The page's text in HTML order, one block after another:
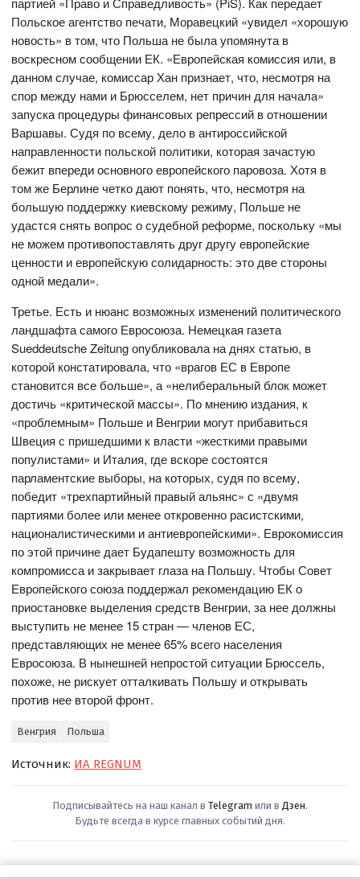
Польское агентство печати, Моравецкий «увидел «хорошую
новость» в том, что Польша не была упомянута в
воскресном сообщении ЕК. «Европейская комиссия или, в
данном случае, комиссар Хан признает, что, несмотря на
спор между нами и Брюсселем, нет причин для начала»
запуска процедуры финансовых репрессий в отношении
Варшавы. Судя по всему, дело в антироссийской
направленности польской политики, которая зачастую
бежит впереди основного европейского паровоза. Хотя в
том же Берлине четко дают понять, что, несмотря на
большую поддержку киевскому режиму, Польше не
удастся снять вопрос о судебной реформе, поскольку «мы
не можем противопоставлять друг другу европейские
ценности и европейскую солидарность: это две стороны
одной медали».
Третье. Есть и нюанс возможных изменений политического
ландшафта самого Евросоюза. Немецкая газета
Sueddeutsche Zeitung опубликовала на днях статью, в
которой констатировала, что «врагов ЕС в Европе
становится все больше», а «нелиберальный блок может
достичь «критической массы». По мнению издания, к
«проблемным» Польше и Венгрии могут прибавиться
Швеция с пришедшими к власти «жесткими правыми
популистами» и Италия, где вскоре состоятся
парламентские выборы, на которых, судя по всему,
победит «трехпартийный правый альянс» с «двумя
партиями более или менее откровенно расистскими,
националистическими и антиевропейскими». Еврокомиссия
по этой причине дает Будапешту возможность для
компромисса и закрывает глаза на Польшу. Чтобы Совет
Европейского союза поддержал рекомендацию ЕК о
приостановке выделения средств Венгрии, за нее должны
выступить не менее 15 стран — членов ЕС,
представляющих не менее 65% всего населения
Евросоюза. В нынешней непростой ситуации Брюссель,
похоже, не рискует отталкивать Польшу и открывать
против нее второй фронт.
Венгрия Польша
Источник: ИА REGNUM
Подписывайтесь на наш канал в Telegram или в Дзен.
Будьте всегда в курсе главных событий дня.